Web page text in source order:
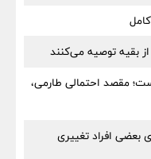
مقصد احتمالی طارمی،
افراد تغییری